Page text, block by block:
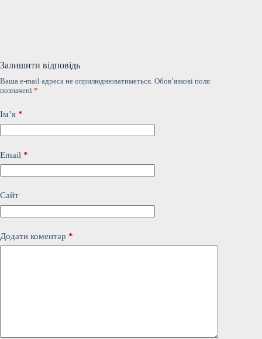
Залишити відповідь
Ваша e-mail адреса не оприлюднюватиметься. Обов’язкові поля
позначені *
Ім’я *
Email *
Сайт
Додати коментар *